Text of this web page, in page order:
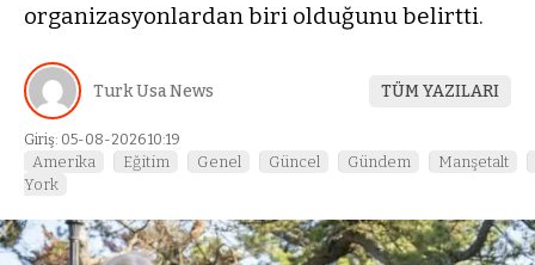
organizasyonlardan biri olduğunu belirtti.
Turk Usa News TÜM YAZILARI
Giriş: 05-08-2026 10:19
Amerika Eğitim Genel Güncel Gündem
Manşetalt
York